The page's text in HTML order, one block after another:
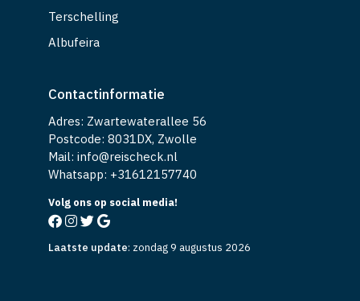
Terschelling
Albufeira
Contactinformatie
Adres: Zwartewaterallee 56
Postcode: 8031DX, Zwolle
Mail: info@reischeck.nl
Whatsapp: +31612157740
Volg ons op social media!
Laatste update: zondag 9 augustus 2026